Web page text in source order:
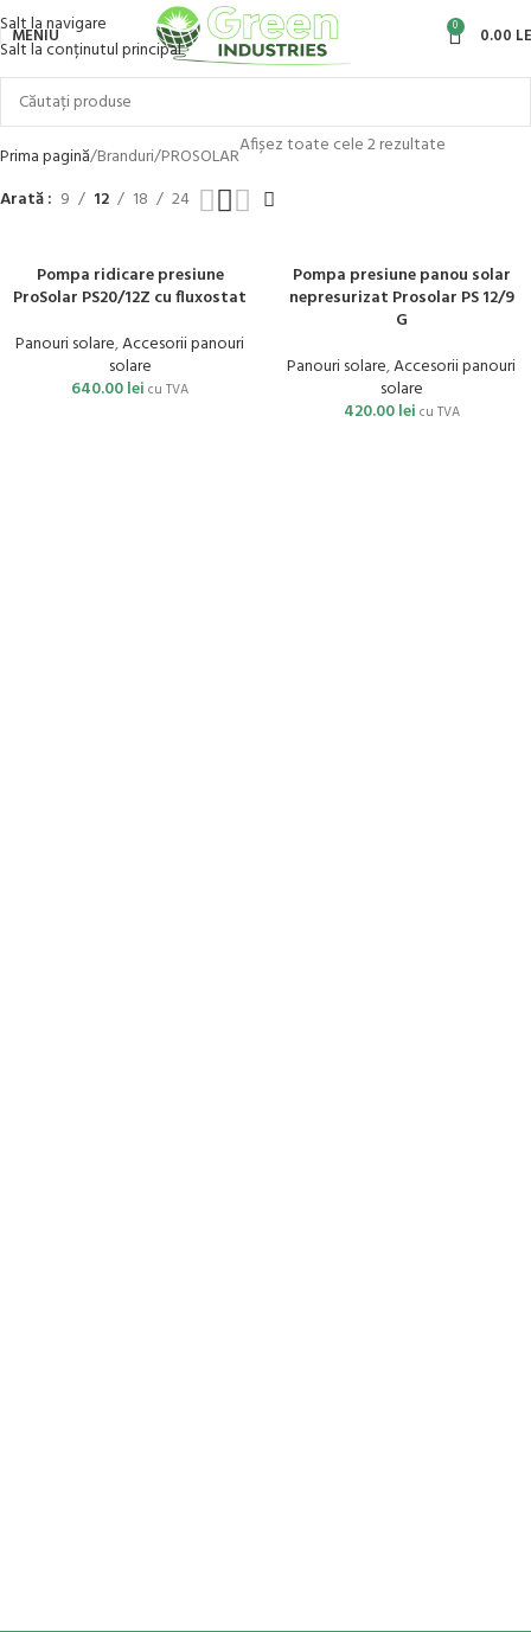
Salt la navigare
Salt la conținutul principal
MENIU 0 0.00
Prima pagină Branduri PROSOLARAfișez toate cele 2 rezultate
Arată
9 12 18 24
Pompa ridicare presiune
ProSolar PS20/12Z cu fluxostat
Panouri solare,Accesorii panouri
solare
640.00lei cu TVA
Pompa presiune panou solar
nepresurizat Prosolar PS 12/9
G
Panouri solare,Accesorii panouri
solare
420.00lei cu TVA